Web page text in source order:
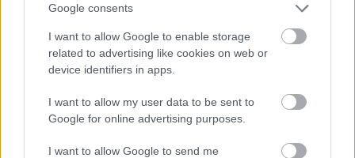
Google consents
I want to allow Google to enable storage
related to advertising like cookies on web or
device identifiers in apps.
I want to allow my user data to be sent to
Google for online advertising purposes.
I want to allow Google to send me
συνεχίζει να παρουσιάζει συχνά live από ελληνικά
σχήματα – την τελευταία εβδομάδα πέρασαν από
την σκηνή ο Γιώργος Κοντραφούρης, ο Μιχάλης
Τσαντίλας, οι BET και οι Next Step Quintet –
ενημερωθείτε από την αντίστοιχη σελίδα στο
Facebook για τα επόμενα events – η είσοδος
στοιχίζει 3€.